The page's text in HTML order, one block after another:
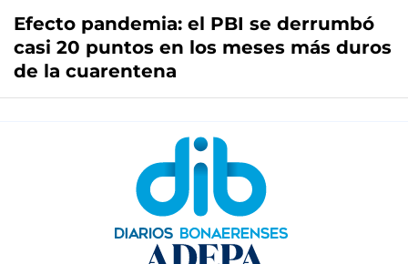
Efecto pandemia: el PBI se derrumbó
casi 20 puntos en los meses más duros
de la cuarentena